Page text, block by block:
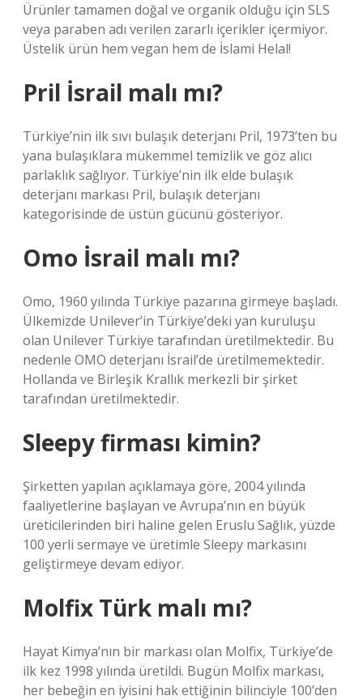
Ürünler tamamen doğal ve organik olduğu için SLS
veya paraben adı verilen zararlı içerikler içermiyor.
Üstelik ürün hem vegan hem de İslami Helal!
Pril İsrail malı mı?
Türkiye’nin ilk sıvı bulaşık deterjanı Pril, 1973’ten bu
yana bulaşıklara mükemmel temizlik ve göz alıcı
parlaklık sağlıyor. Türkiye’nin ilk elde bulaşık
deterjanı markası Pril, bulaşık deterjanı
kategorisinde de üstün gücünü gösteriyor.
Omo İsrail malı mı?
Omo, 1960 yılında Türkiye pazarına girmeye başladı.
Ülkemizde Unilever’in Türkiye’deki yan kuruluşu
olan Unilever Türkiye tarafından üretilmektedir. Bu
nedenle OMO deterjanı İsrail’de üretilmemektedir.
Hollanda ve Birleşik Krallık merkezli bir şirket
tarafından üretilmektedir.
Sleepy firması kimin?
Şirketten yapılan açıklamaya göre, 2004 yılında
faaliyetlerine başlayan ve Avrupa’nın en büyük
üreticilerinden biri haline gelen Eruslu Sağlık, yüzde
100 yerli sermaye ve üretimle Sleepy markasını
geliştirmeye devam ediyor.
Molfix Türk malı mı?
Hayat Kimya’nın bir markası olan Molfix, Türkiye’de
ilk kez 1998 yılında üretildi. Bugün Molfix markası,
her bebeğin en iyisini hak ettiğinin bilinciyle 100’den